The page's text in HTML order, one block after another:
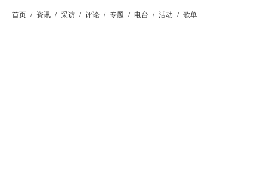
首页 / 资讯 / 采访 / 评论 / 专题 / 电台 / 活动 / 歌单